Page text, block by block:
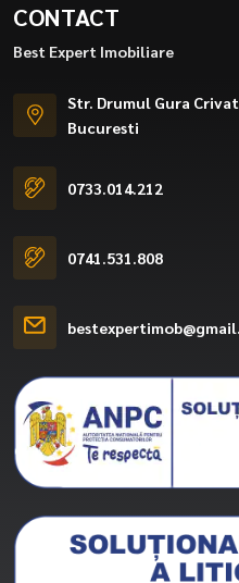
CONTACT
Best Expert Imobiliare
Str. Drumul Gura
Bucuresti
0733.014.212
0741.531.808